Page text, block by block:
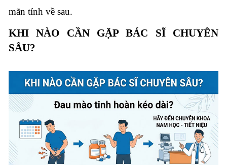
mãn tính về sau.
KHI NÀO CẦN GẶP BÁC SĨ CHUYÊN
SÂU?